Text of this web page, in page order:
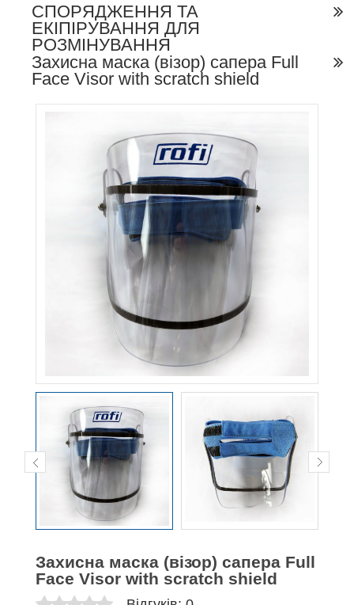
СПОРЯДЖЕННЯ ТА
ЕКІПІРУВАННЯ ДЛЯ
РОЗМІНУВАННЯ
Захисна маска (візор) сапера Full
Face Visor with scratch shield
Захисна маска (візор) сапера Full
Face Visor with scratch shield